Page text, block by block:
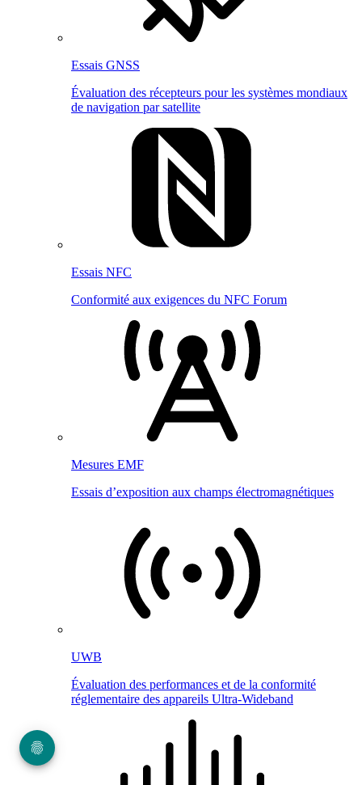
Essais GNSS
Évaluation des récepteurs pour les systèmes mondiaux
de navigation par satellite
Essais NFC
Conformité aux exigences du NFC Forum
Mesures EMF
Essais d’exposition aux champs électromagnétiques
UWB
Évaluation des performances et de la conformité
réglementaire des appareils Ultra-Wideband